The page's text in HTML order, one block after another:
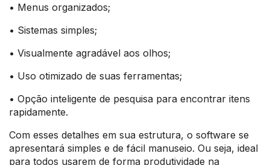
• Menus organizados;
• Sistemas simples;
• Visualmente agradável aos olhos;
• Uso otimizado de suas ferramentas;
• Opção inteligente de pesquisa para encontrar itens
rapidamente.
Com esses detalhes em sua estrutura, o software se
apresentará simples e de fácil manuseio. Ou seja, ideal
para todos usarem de forma produtividade na